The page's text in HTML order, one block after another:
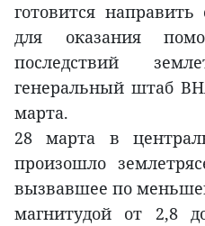
готовится
для оказания
последствий
генеральный штаб
марта.
28 марта в
произошло
вызвавшее по
магнитудой от 2,8